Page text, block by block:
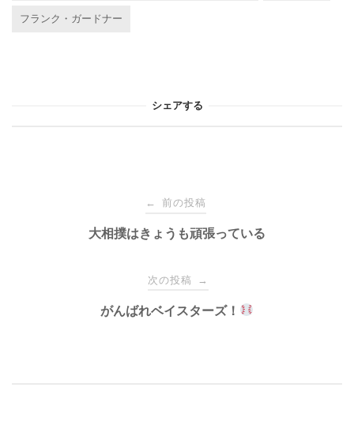
フランク・ガードナー
シェアする
← 前の投稿
大相撲はきょうも頑張っている
次の投稿 →
がんばれベイスターズ！